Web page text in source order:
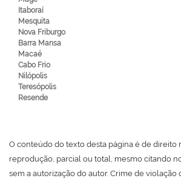
Itaboraí
Mesquita
Nova Friburgo
Barra Mansa
Macaé
Cabo Frio
Nilópolis
Teresópolis
Resende
O conteúdo do texto desta página é de direito
reprodução, parcial ou total, mesmo citando
sem a autorização do autor. Crime de violação